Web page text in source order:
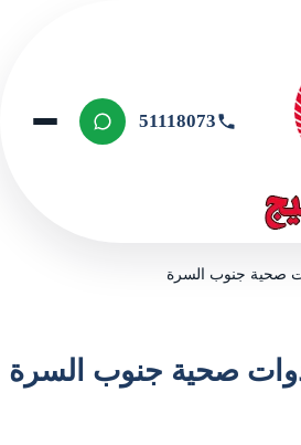
51118073
صحية جنوب السرة
صحية جنوب السرة